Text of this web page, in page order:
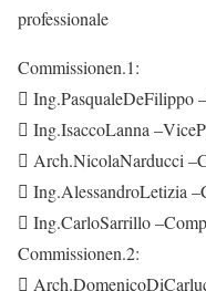
professionale
Commissionen.1:
 Ing.PasqualeDeFilippo
 Ing.IsaccoLanna
 Arch.NicolaNarducci
 Ing.AlessandroLetizia
 Ing.CarloSarrillo
Commissionen.2:
